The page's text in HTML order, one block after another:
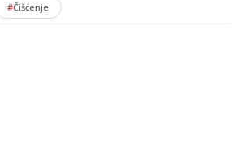
#Čišćenje